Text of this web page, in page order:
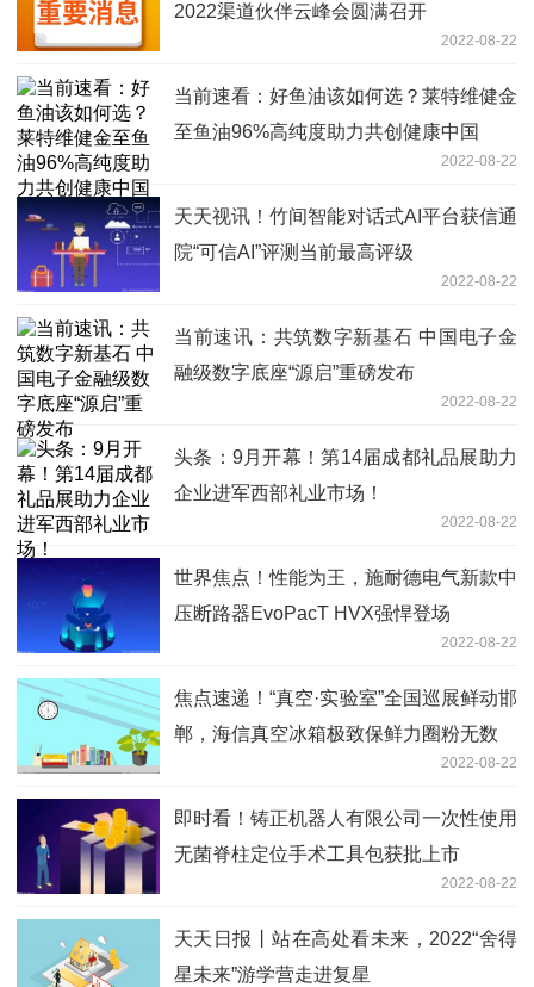
2022渠道伙伴云峰会圆满召开
2022-08-22
当前速看：好鱼油该如何选？莱特维健金
至鱼油96%高纯度助力共创健康中国
2022-08-22
天天视讯！竹间智能对话式AI平台获信通
院“可信AI”评测当前最高评级
2022-08-22
当前速讯：共筑数字新基石 中国电子金
融级数字底座“源启”重磅发布
2022-08-22
头条：9月开幕！第14届成都礼品展助力
企业进军西部礼业市场！
2022-08-22
世界焦点！性能为王，施耐德电气新款中
压断路器EvoPacT HVX强悍登场
2022-08-22
焦点速递！“真空·实验室”全国巡展鲜动邯
郸，海信真空冰箱极致保鲜力圈粉无数
2022-08-22
即时看！铸正机器人有限公司一次性使用
无菌脊柱定位手术工具包获批上市
2022-08-22
天天日报丨站在高处看未来，2022“舍得
星未来”游学营走进复星